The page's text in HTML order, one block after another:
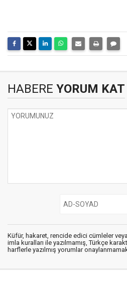
HABERE YORUM KAT
Küfür, hakaret, rencide edici cümleler
imla kuralları ile yazılmamış, Türkçe
harflerle yazılmış yorumlar